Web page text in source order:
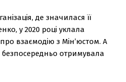
де значилася її
у 2020 році уклала
взаємодію з Мін’юстом. А
безпосередньо отримувала